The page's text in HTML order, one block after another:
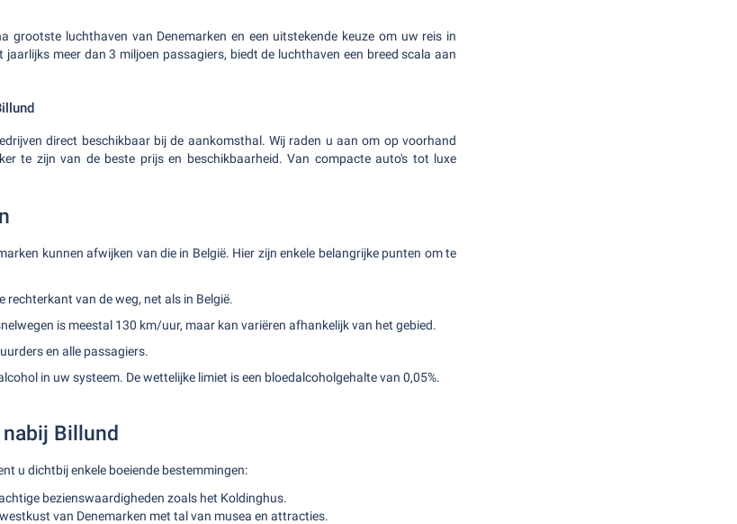
grootste luchthaven van Denemarken en een uitstekende keuze om uw reis in
jaarlijks meer dan 3 miljoen passagiers, biedt de luchthaven een breed scala aan
direct beschikbaar bij de aankomsthal. Wij raden u aan om op voorhand
te zijn van de beste prijs en beschikbaarheid. Van compacte auto's tot luxe
kunnen afwijken van die in België. Hier zijn enkele belangrijke punten om te
rechterkant van de weg, net als in België.
is meestal 130 km/uur, maar kan variëren afhankelijk van het gebied.
en alle passagiers.
in uw systeem. De wettelijke limiet is een bloedalcoholgehalte van 0,05%.
Billund
u dichtbij enkele boeiende bestemmingen:
bezienswaardigheden zoals het Koldinghus.
van Denemarken met tal van musea en attracties.